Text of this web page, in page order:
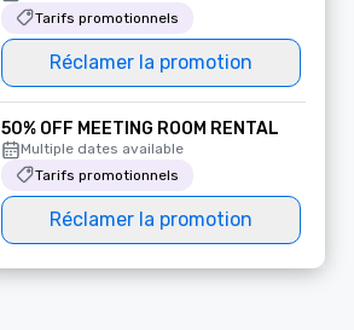
Tarifs promotionnels
Réclamer la promotion
50% OFF MEETING ROOM RENTAL
Multiple dates available
Tarifs promotionnels
Réclamer la promotion